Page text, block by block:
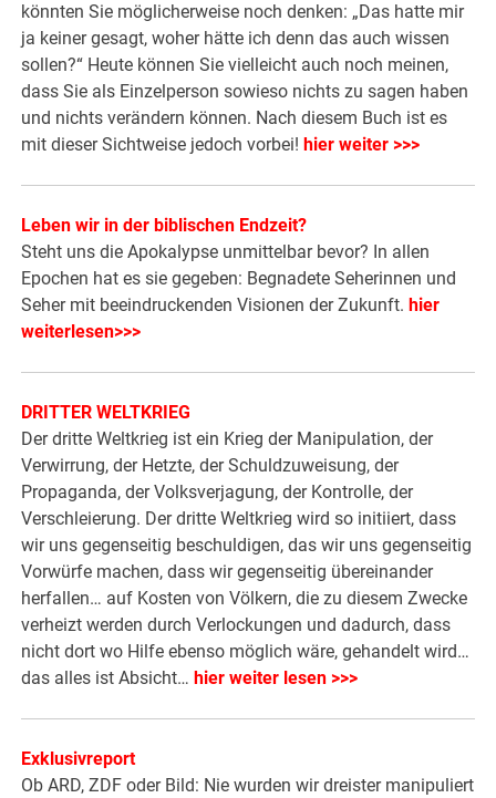
könnten Sie möglicherweise noch denken: „Das hatte mir
ja keiner gesagt, woher hätte ich denn das auch wissen
sollen?“ Heute können Sie vielleicht auch noch meinen,
dass Sie als Einzelperson sowieso nichts zu sagen haben
und nichts verändern können. Nach diesem Buch ist es
mit dieser Sichtweise jedoch vorbei! hier weiter >>>
Leben wir in der biblischen Endzeit?
Steht uns die Apokalypse unmittelbar bevor? In allen
Epochen hat es sie gegeben: Begnadete Seherinnen und
Seher mit beeindruckenden Visionen der Zukunft. hier
weiterlesen>>>
DRITTER WELTKRIEG
Der dritte Weltkrieg ist ein Krieg der Manipulation, der
Verwirrung, der Hetzte, der Schuldzuweisung, der
Propaganda, der Volksverjagung, der Kontrolle, der
Verschleierung. Der dritte Weltkrieg wird so initiiert, dass
wir uns gegenseitig beschuldigen, das wir uns gegenseitig
Vorwürfe machen, dass wir gegenseitig übereinander
herfallen… auf Kosten von Völkern, die zu diesem Zwecke
verheizt werden durch Verlockungen und dadurch, dass
nicht dort wo Hilfe ebenso möglich wäre, gehandelt wird…
das alles ist Absicht… hier weiter lesen >>>
Exklusivreport
Ob ARD, ZDF oder Bild: Nie wurden wir dreister manipuliert